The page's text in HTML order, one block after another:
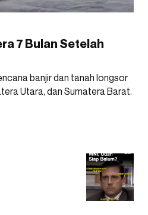
7 Bulan Setelah
banjir dan tanah longsor
Utara, dan Sumatera Barat.